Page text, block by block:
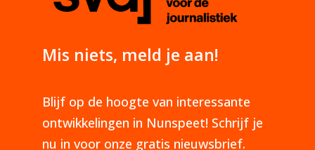
Mis niets, meld je aan!
Blijf op de hoogte van interessante
ontwikkelingen in Nunspeet! Schrijf je
nu in voor onze gratis nieuwsbrief.